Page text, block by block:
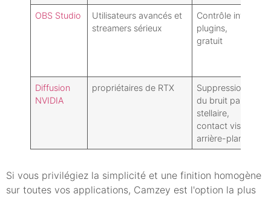
OBS Studio
Utilisateurs avancés et
streamers sérieux
Contrôle infini,
plugins,
gratuit
Diffusion
NVIDIA
propriétaires de RTX
Suppression
du bruit par IA
stellaire,
contact visuel,
arrière-plan
Si vous privilégiez la simplicité et une finition homogène
sur toutes vos applications, Camzey est l'option la plus